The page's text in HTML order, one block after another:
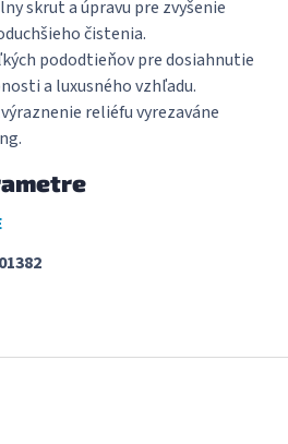
skrut a úpravu pre zvyšenie
čistenia.
pododtieňov pre dosiahnutie
a luxusného vzhľadu.
reliéfu vyrezaváne